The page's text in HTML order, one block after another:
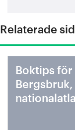
Relaterade
Boktips